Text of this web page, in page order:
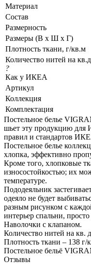
Материал
Состав
Размерность
Размеры (В х Ш х Г)
Плотность ткани, г/кв.м
Количество нитей на
?
Как у ИКЕА
Артикул
Коллекция
Комплектация
Постельное белье
шьет эту продукцию для
правил и стандартов
Постельное белье
хлопка, эффективно
Кроме того, хлопковые
износостойкостью; их
температуре.
Пододеяльник
одеяло не будет
разным рисунком с
интерьер спальни,
Наволочки с клапаном.
Количество нитей на кв.
Плотность ткани – 138 г/
Постельное бельё
Отзывы